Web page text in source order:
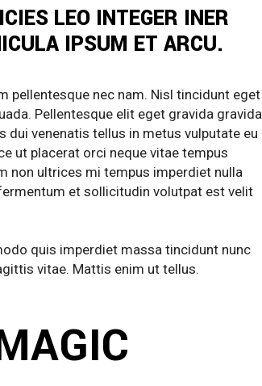
LEO INTEGER INER
IPSUM ET ARCU.
pellentesque nec nam. Nisl tincidunt eget
Pellentesque elit eget gravida gravida
venenatis tellus in metus vulputate eu
ut placerat orci neque vitae tempus
non ultrices mi tempus imperdiet nulla
et sollicitudin volutpat est velit
quis imperdiet massa tincidunt nunc
vitae. Mattis enim ut tellus.